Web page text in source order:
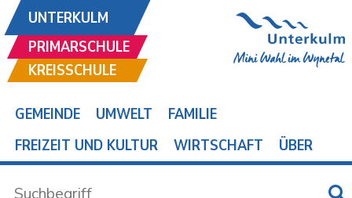
UNTERKULM
PRIMARSCHULE
KREISSCHULE
GEMEINDE UMWELT
FAMILIE
FREIZEIT UND KULTUR
WIRTSCHAFT ÜBER